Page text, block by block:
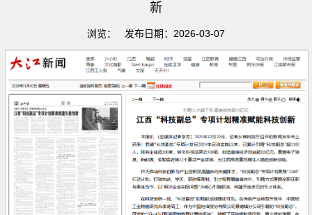
新
浏览： 发布日期：2026-03-07